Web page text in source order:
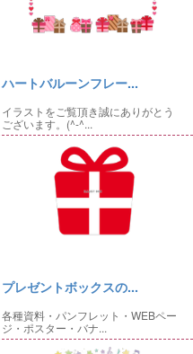
ハートバルーンフレー...
イラストをご覧頂き誠にありがとう
ございます。(^-^...
プレゼントボックスの...
各種資料・パンフレット・WEBペー
ジ・ポスター・バナ...